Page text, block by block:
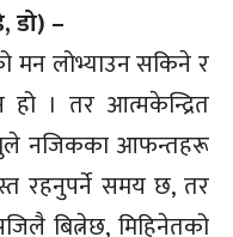
डो) –
मन लोभ्याउन सकिने र
हो । तर आत्मकेन्द्रित
नजिकका आफन्तहरू
रहनुपर्ने समय छ, तर
बित्नेछ, मिहिनेतको